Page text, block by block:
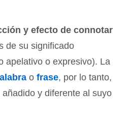
y efecto de connotar
de su significado
apelativo o expresivo). La
o frase, por lo tanto,
y diferente al suyo